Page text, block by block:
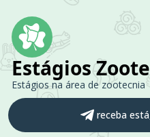
Estágios
Estágios na área de zootecnia
receba